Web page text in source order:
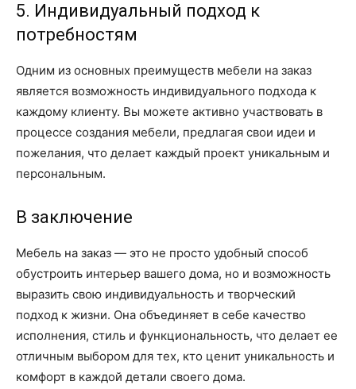
5. Индивидуальный подход к
потребностям
Одним из основных преимуществ мебели на заказ
является возможность индивидуального подхода к
каждому клиенту. Вы можете активно участвовать в
процессе создания мебели, предлагая свои идеи и
пожелания, что делает каждый проект уникальным и
персональным.
В заключение
Мебель на заказ — это не просто удобный способ
обустроить интерьер вашего дома, но и возможность
выразить свою индивидуальность и творческий
подход к жизни. Она объединяет в себе качество
исполнения, стиль и функциональность, что делает ее
отличным выбором для тех, кто ценит уникальность и
комфорт в каждой детали своего дома.